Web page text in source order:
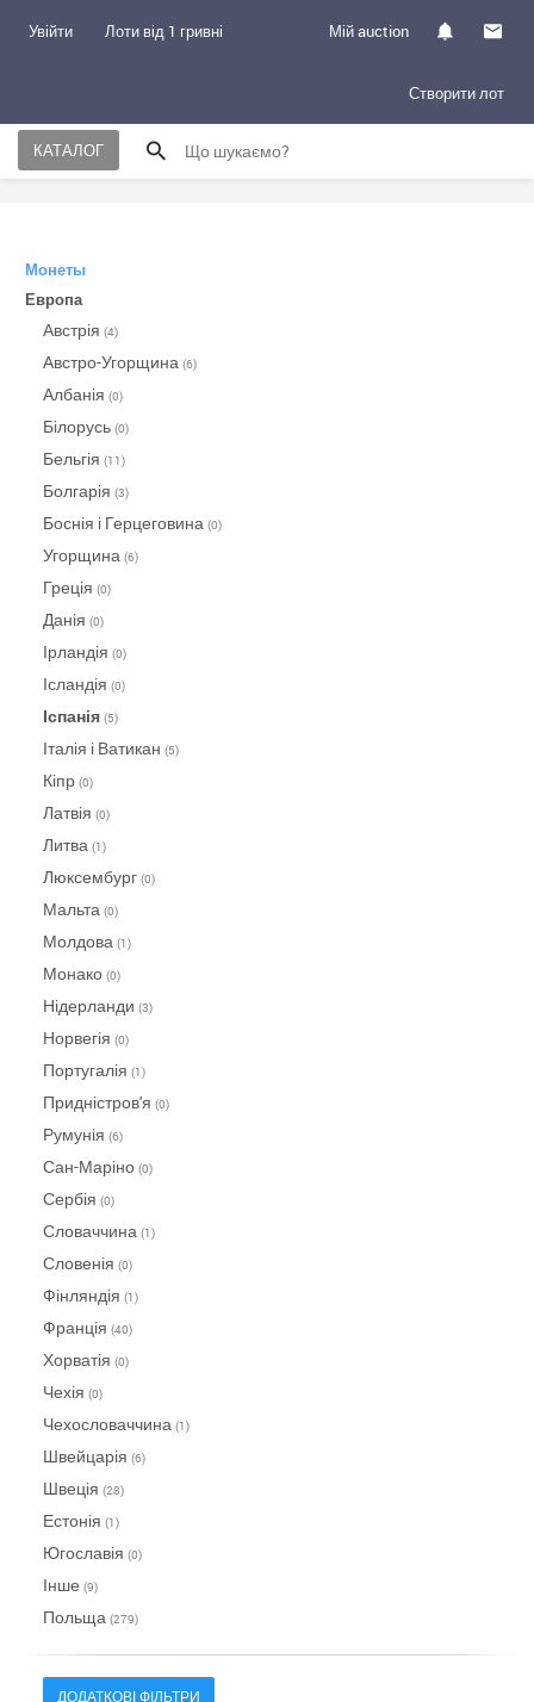
Увійти Лоти від 1 гривні Мій auction
Створити лот
КАТАЛОГ
Монеты
Европа
Австрія (4)
Австро-Угорщина (6)
Албанія (0)
Білорусь (0)
Бельгія (11)
Болгарія (3)
Боснія і Герцеговина (0)
Угорщина (6)
Греція (0)
Данія (0)
Ірландія (0)
Ісландія (0)
Іспанія (5)
Італія і Ватикан (5)
Кіпр (0)
Латвія (0)
Литва (1)
Люксембург (0)
Мальта (0)
Молдова (1)
Монако (0)
Нідерланди (3)
Норвегія (0)
Португалія (1)
Придністров'я (0)
Румунія (6)
Сан-Маріно (0)
Сербія (0)
Словаччина (1)
Словенія (0)
Фінляндія (1)
Франція (40)
Хорватія (0)
Чехія (0)
Чехословаччина (1)
Швейцарія (6)
Швеція (28)
Естонія (1)
Югославія (0)
Інше (9)
Польща (279)
ДОДАТКОВІ ФІЛЬТРИ